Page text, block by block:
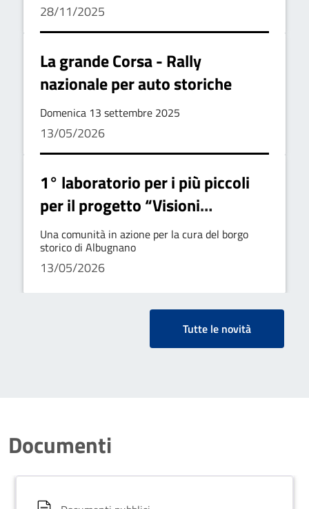
28/11/2025
La grande Corsa - Rally
nazionale per auto storiche
Domenica 13 settembre 2025
13/05/2026
1° laboratorio per i più piccoli
per il progetto “Visioni
collettive"
Una comunità in azione per la cura del borgo
storico di Albugnano
13/05/2026
Tutte le novità
Documenti